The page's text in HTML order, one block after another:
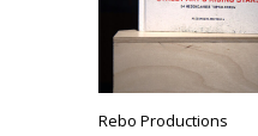
Rebo Productions